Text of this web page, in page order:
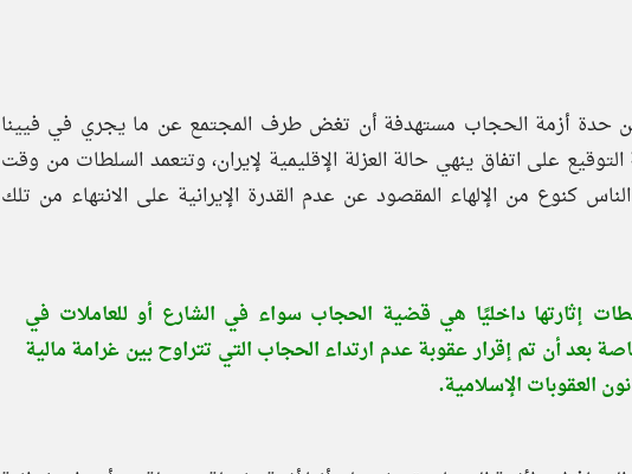
من حدة أزمة الحجاب مستهدفة أن تغض طرف المجتمع عن ما يجري في فيينا
على اتفاق ينهي حالة العزلة الإقليمية لإيران، وتتعمد السلطات من وقت
كنوع من الإلهاء المقصود عن عدم القدرة الإيرانية على الانتهاء من تلك
إثارتها داخليًا هي قضية الحجاب سواء في الشارع أو للعاملات في
بعد أن تم إقرار عقوبة عدم ارتداء الحجاب التي تتراوح بين غرامة مالية